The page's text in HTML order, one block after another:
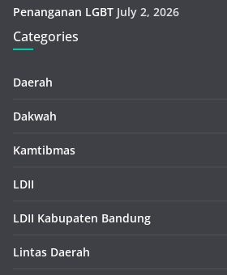
Penanganan LGBT July 2, 2026
Categories
Daerah
Dakwah
Kamtibmas
LDII
LDII Kabupaten Bandung
Lintas Daerah